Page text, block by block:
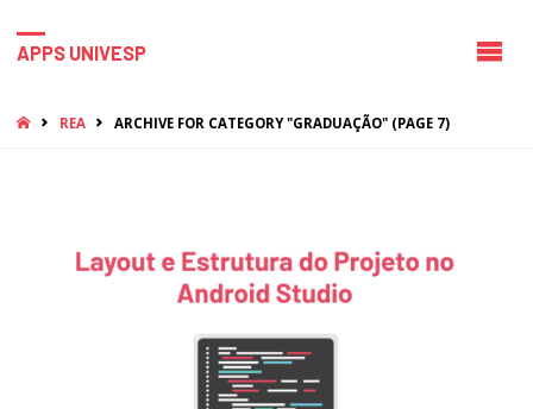
APPS UNIVESP
HOMEREA ARCHIVE FOR CATEGORY "GRADUAÇÃO" (PAGE 7)